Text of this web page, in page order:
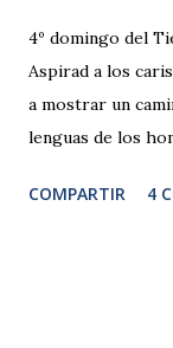
4º domingo del
Aspirad a los
a mostrar un
lenguas de los
platillos. 2 Y
COMPARTIR 4